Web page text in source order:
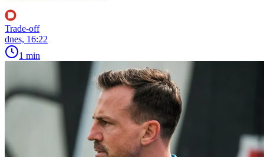
Trade-off
dnes, 16:22
1 min